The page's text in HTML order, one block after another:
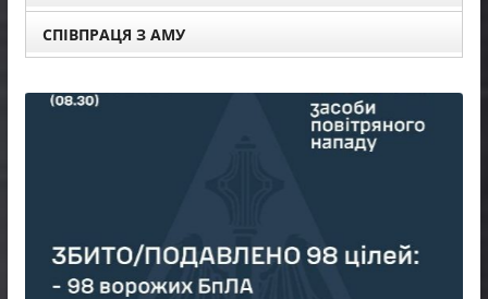
СПІВПРАЦЯ З АМУ